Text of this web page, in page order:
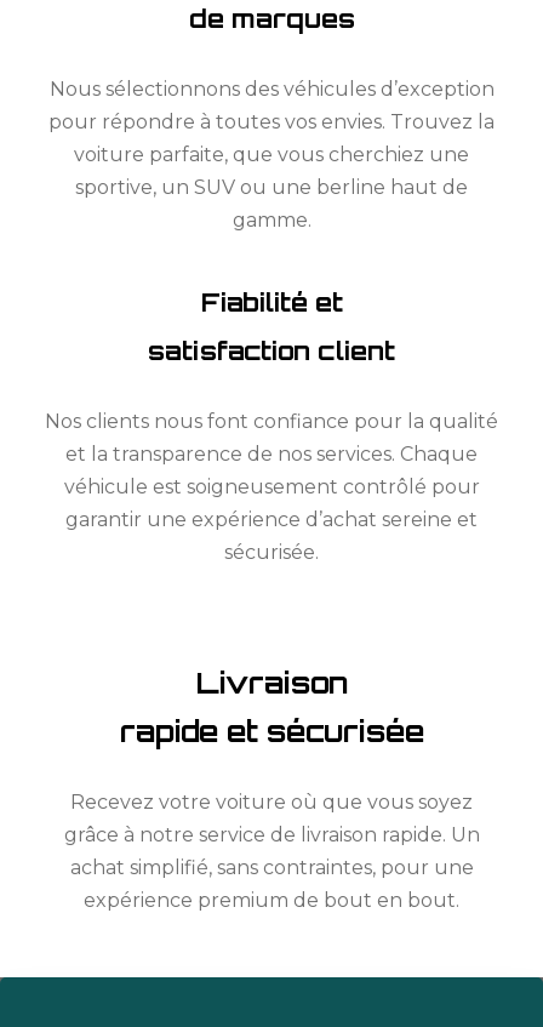
de marques
Nous sélectionnons des véhicules d’exception
pour répondre à toutes vos envies. Trouvez la
voiture parfaite, que vous cherchiez une
sportive, un SUV ou une berline haut de
gamme.
Fiabilité et
satisfaction client
Nos clients nous font confiance pour la qualité
et la transparence de nos services. Chaque
véhicule est soigneusement contrôlé pour
garantir une expérience d’achat sereine et
sécurisée.
Livraison
rapide et sécurisée
Recevez votre voiture où que vous soyez
grâce à notre service de livraison rapide. Un
achat simplifié, sans contraintes, pour une
expérience premium de bout en bout.